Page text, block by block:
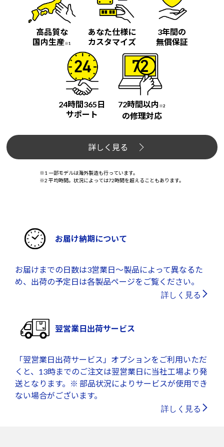
高品質な
国内生産※1
あなた仕様に
カスタマイズ
3年間の
無償保証
24時間365日
サポート
72時間以内 ※2
の修理対応
詳しく見る
※1 一部モデルは海外製造も行っています。
※2 平均時間。状況によっては72時間を超えることもあります。
お届け納期について
お届けまでの日数は3営業日～製品によって異なるた
め、出荷の予定日は各製品ページをご覧ください。
詳しく見る
翌営業日出荷サービス
「翌営業日出荷サービス」オプションをご利用いただ
くと、13時までのご注文は翌営業日に当社工場より発
送となります。※ 部品状況によりサービスが使用でき
ない場合がございます。
詳しく見る